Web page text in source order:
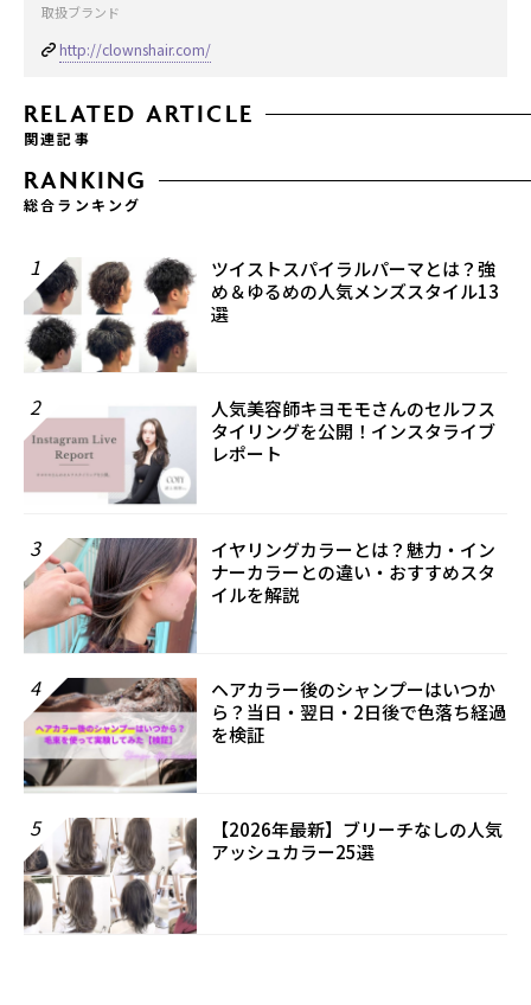
取扱ブランド
http://clownshair.com/
RELATED ARTICLE
関連記事
RANKING
総合ランキング
1
ツイストスパイラルパーマとは？強
め＆ゆるめの人気メンズスタイル13
選
2
人気美容師キヨモモさんのセルフス
タイリングを公開！インスタライブ
レポート
3
イヤリングカラーとは？魅力・イン
ナーカラーとの違い・おすすめスタ
イルを解説
4
ヘアカラー後のシャンプーはいつか
ら？当日・翌日・2日後で色落ち経過
を検証
5
【2026年最新】ブリーチなしの人気
アッシュカラー25選